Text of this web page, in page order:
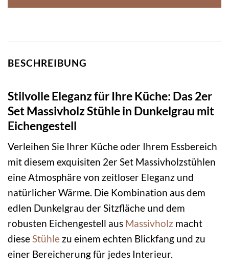
BESCHREIBUNG
Stilvolle Eleganz für Ihre Küche: Das 2er
Set Massivholz Stühle in Dunkelgrau mit
Eichengestell
Verleihen Sie Ihrer Küche oder Ihrem Essbereich
mit diesem exquisiten 2er Set Massivholzstühlen
eine Atmosphäre von zeitloser Eleganz und
natürlicher Wärme. Die Kombination aus dem
edlen Dunkelgrau der Sitzfläche und dem
robusten Eichengestell aus Massivholz macht
dieseStühle zu einem echten Blickfang und zu
einer Bereicherung für jedes Interieur.